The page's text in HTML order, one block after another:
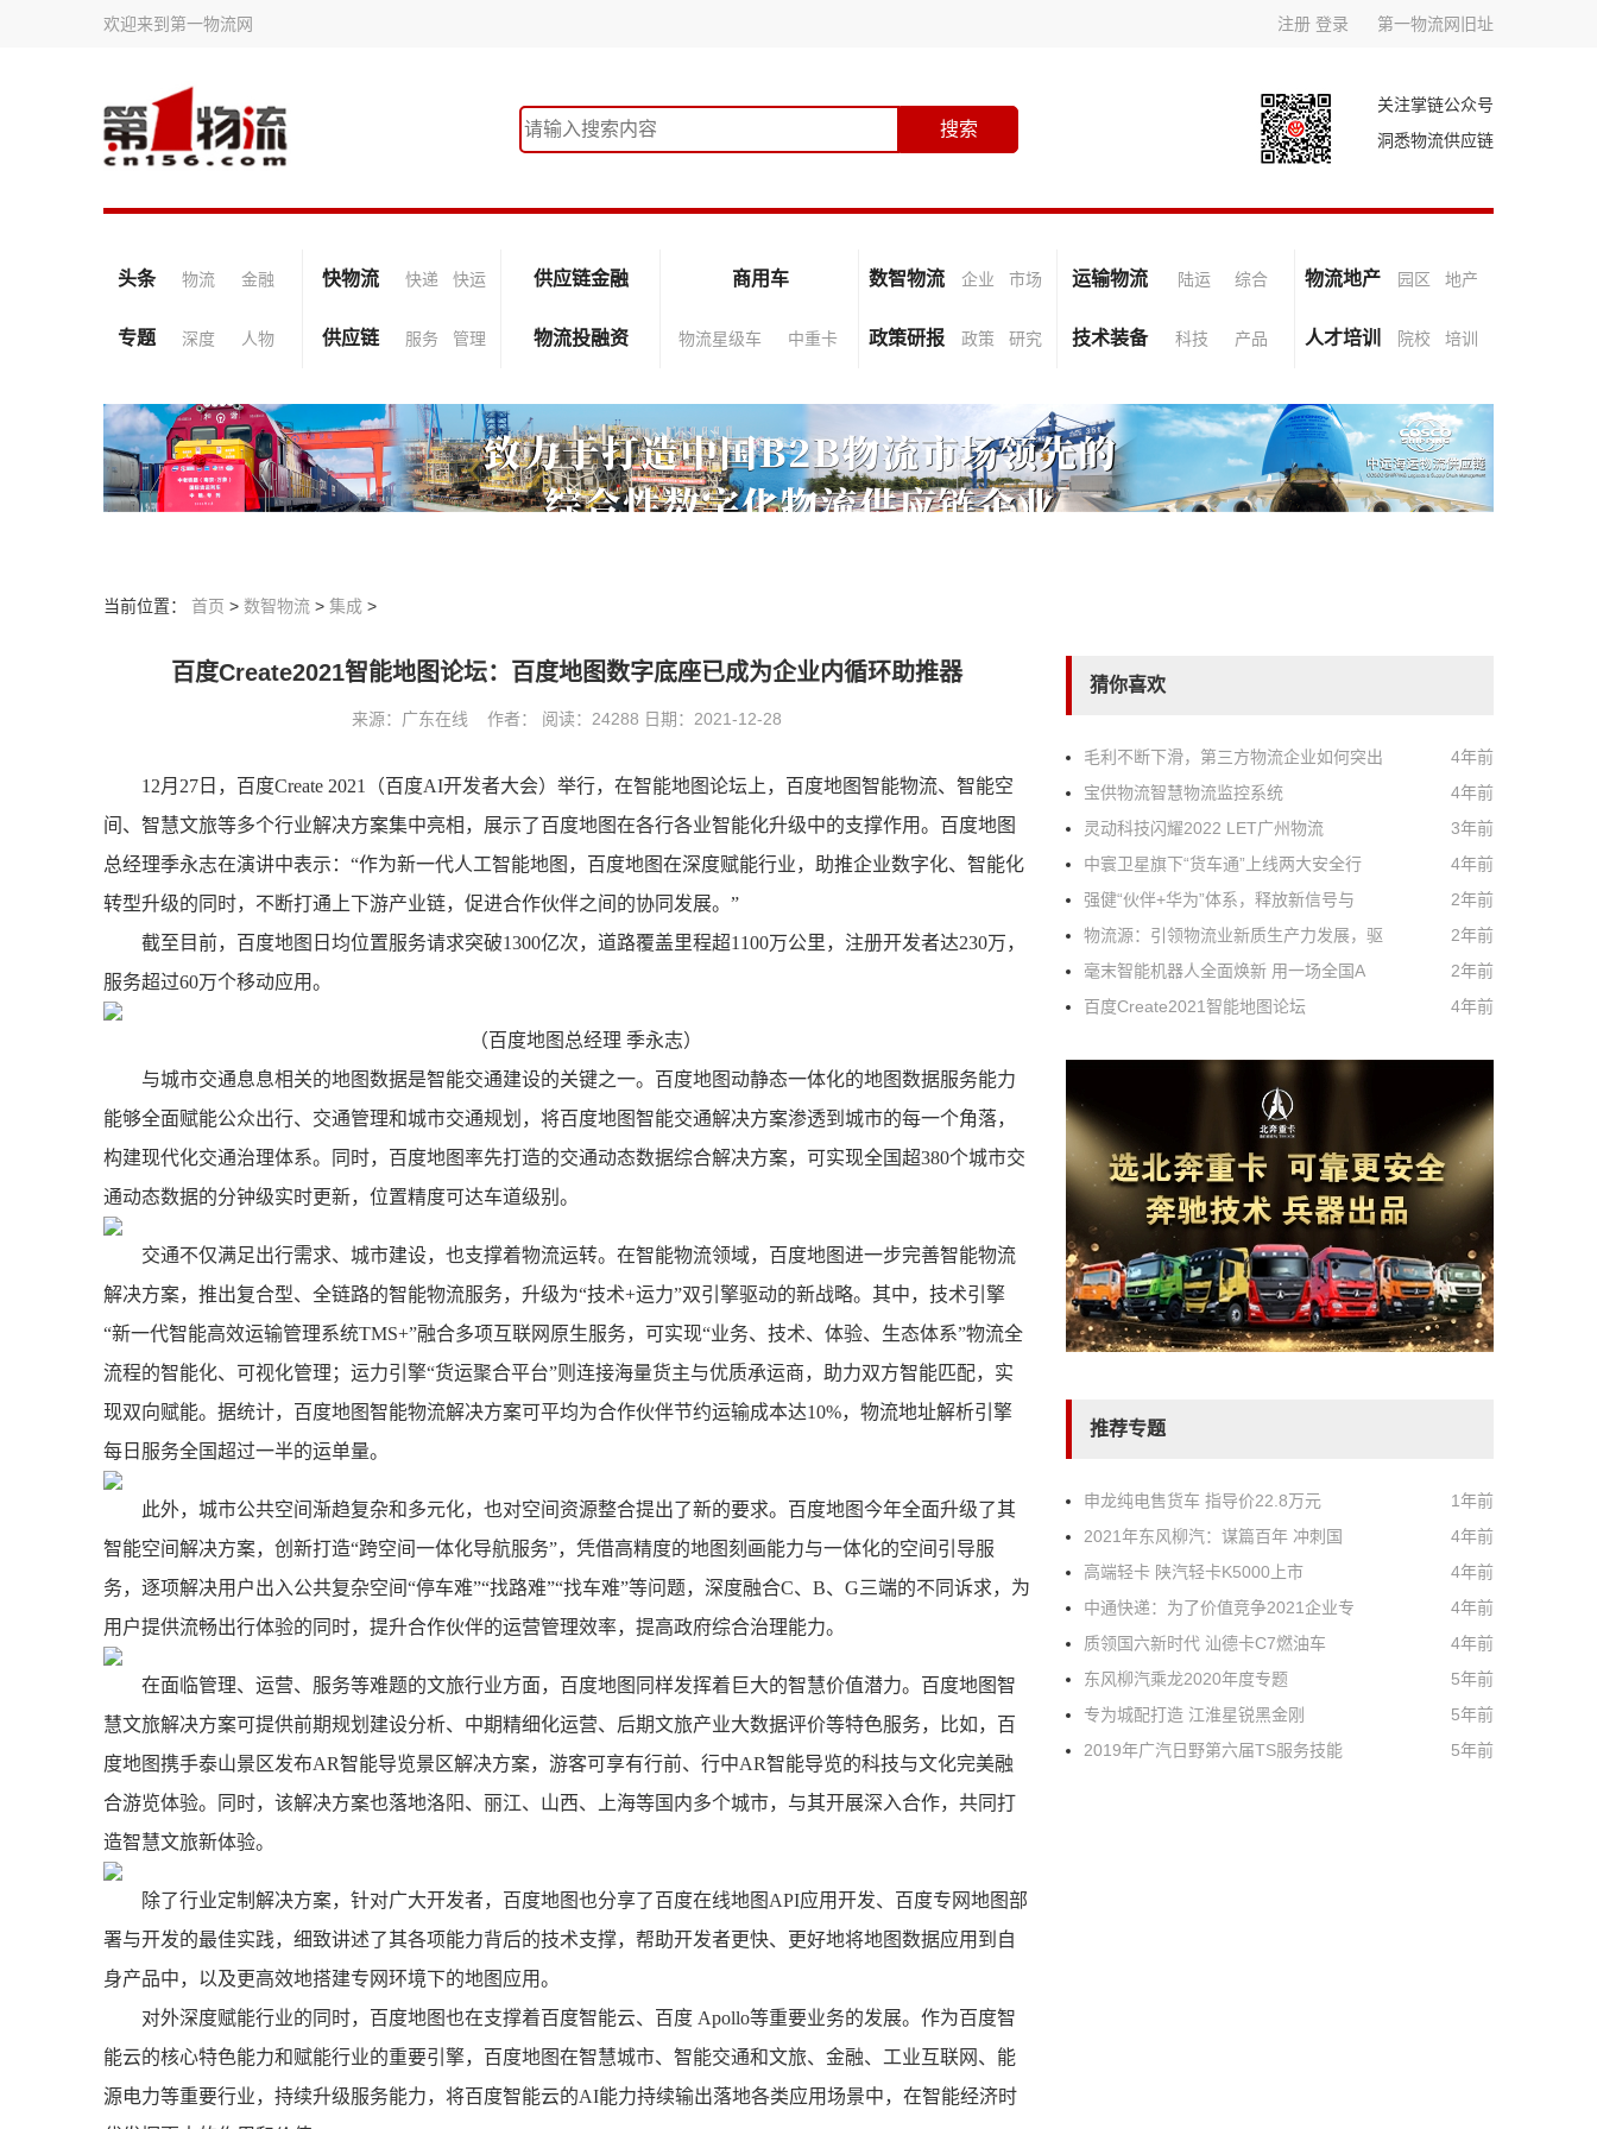
欢迎来到第一物流网 注册 登录 第一物流网旧址
关注掌链公众号
洞悉物流供应链
头条 物流 金融 快物流 快递 快运 供应链金融 商用车 数智物流 企业 市场 运输物流 陆运 综合 物流地产 园区 地产
专题 深度 人物 供应链 服务 管理 物流投融资 物流星级车 中重卡 政策研报 政策 研究 技术装备 科技 产品 人才培训 院校 培训
当前位置： 首页 > 数智物流 > 集成 >
百度Create2021智能地图论坛：百度地图数字底座已成为企业内循环助推器
来源：广东在线 作者： 阅读：24288 日期：2021-12-28
12月27日，百度Create 2021（百度AI开发者大会）举行，在智能地图论坛上，百度地图智能物流、智能空
间、智慧文旅等多个行业解决方案集中亮相，展示了百度地图在各行各业智能化升级中的支撑作用。百度地图
总经理季永志在演讲中表示：“作为新一代人工智能地图，百度地图在深度赋能行业，助推企业数字化、智能化
转型升级的同时，不断打通上下游产业链，促进合作伙伴之间的协同发展。”
截至目前，百度地图日均位置服务请求突破1300亿次，道路覆盖里程超1100万公里，注册开发者达230万，
服务超过60万个移动应用。
（百度地图总经理 季永志）
与城市交通息息相关的地图数据是智能交通建设的关键之一。百度地图动静态一体化的地图数据服务能力
能够全面赋能公众出行、交通管理和城市交通规划，将百度地图智能交通解决方案渗透到城市的每一个角落，
构建现代化交通治理体系。同时，百度地图率先打造的交通动态数据综合解决方案，可实现全国超380个城市交
通动态数据的分钟级实时更新，位置精度可达车道级别。
交通不仅满足出行需求、城市建设，也支撑着物流运转。在智能物流领域，百度地图进一步完善智能物流
解决方案，推出复合型、全链路的智能物流服务，升级为“技术+运力”双引擎驱动的新战略。其中，技术引擎
“新一代智能高效运输管理系统TMS+”融合多项互联网原生服务，可实现“业务、技术、体验、生态体系”物流全
流程的智能化、可视化管理；运力引擎“货运聚合平台”则连接海量货主与优质承运商，助力双方智能匹配，实
现双向赋能。据统计，百度地图智能物流解决方案可平均为合作伙伴节约运输成本达10%，物流地址解析引擎
每日服务全国超过一半的运单量。
此外，城市公共空间渐趋复杂和多元化，也对空间资源整合提出了新的要求。百度地图今年全面升级了其
智能空间解决方案，创新打造“跨空间一体化导航服务”，凭借高精度的地图刻画能力与一体化的空间引导服
务，逐项解决用户出入公共复杂空间“停车难”“找路难”“找车难”等问题，深度融合C、B、G三端的不同诉求，为
用户提供流畅出行体验的同时，提升合作伙伴的运营管理效率，提高政府综合治理能力。
在面临管理、运营、服务等难题的文旅行业方面，百度地图同样发挥着巨大的智慧价值潜力。百度地图智
慧文旅解决方案可提供前期规划建设分析、中期精细化运营、后期文旅产业大数据评价等特色服务，比如，百
度地图携手泰山景区发布AR智能导览景区解决方案，游客可享有行前、行中AR智能导览的科技与文化完美融
合游览体验。同时，该解决方案也落地洛阳、丽江、山西、上海等国内多个城市，与其开展深入合作，共同打
造智慧文旅新体验。
除了行业定制解决方案，针对广大开发者，百度地图也分享了百度在线地图API应用开发、百度专网地图部
署与开发的最佳实践，细致讲述了其各项能力背后的技术支撑，帮助开发者更快、更好地将地图数据应用到自
身产品中，以及更高效地搭建专网环境下的地图应用。
对外深度赋能行业的同时，百度地图也在支撑着百度智能云、百度 Apollo等重要业务的发展。作为百度智
能云的核心特色能力和赋能行业的重要引擎，百度地图在智慧城市、智能交通和文旅、金融、工业互联网、能
源电力等重要行业，持续升级服务能力，将百度智能云的AI能力持续输出落地各类应用场景中，在智能经济时
猜你喜欢
毛利不断下滑，第三方物流企业如何突出
4年前
宝供物流智慧物流监控系统
4年前
灵动科技闪耀2022 LET广州物流
3年前
中寰卫星旗下“货车通”上线两大安全行
4年前
强健“伙伴+华为”体系，释放新信号与
2年前
物流源：引领物流业新质生产力发展，驱
2年前
毫末智能机器人全面焕新 用一场全国A
2年前
百度Create2021智能地图论坛
4年前
推荐专题
申龙纯电售货车 指导价22.8万元
1年前
2021年东风柳汽：谋篇百年 冲刺国
4年前
高端轻卡 陕汽轻卡K5000上市
4年前
中通快递：为了价值竞争2021企业专
4年前
质领国六新时代 汕德卡C7燃油车
4年前
东风柳汽乘龙2020年度专题
5年前
专为城配打造 江淮星锐黑金刚
5年前
2019年广汽日野第六届TS服务技能
5年前